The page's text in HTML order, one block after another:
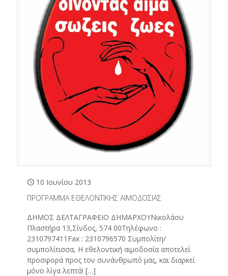
10 Ιουνίου 2013
ΠΡΟΓΡΑΜΜΑ ΕΘΕΛΟΝΤΙΚΗΣ ΑΙΜΟΔΟΣΙΑΣ
ΔΗΜΟΣ ΔΕΛΤΑΓΡΑΦΕΙΟ ΔΗΜΑΡΧΟΥΝικολάου
Πλαστήρα 13,Σίνδος, 574 00Τηλέφωνο :
2310797411Fax : 2310796570 Συμπολίτη/
συμπολίτισσα, Η εθελοντική αιμοδοσία αποτελεί
προσφορά προς τον συνάνθρωπό μας, και διαρκεί
μόνο λίγα λεπτά! […]